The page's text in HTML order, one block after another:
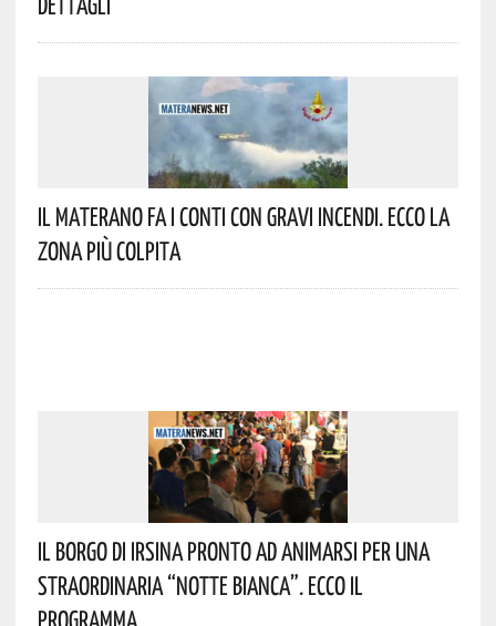
Il Materano Fa I Conti Con Gravi Incendi. Ecco La
Zona Più Colpita
Il Borgo Di Irsina Pronto Ad Animarsi Per Una
Straordinaria “Notte Bianca”. Ecco Il
Programma